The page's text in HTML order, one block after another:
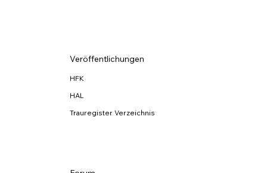
Veröffentlichungen
HFK
HAL
Trauregister Verzeichnis